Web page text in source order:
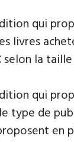
qui
livres
selon la
qui
type de
en